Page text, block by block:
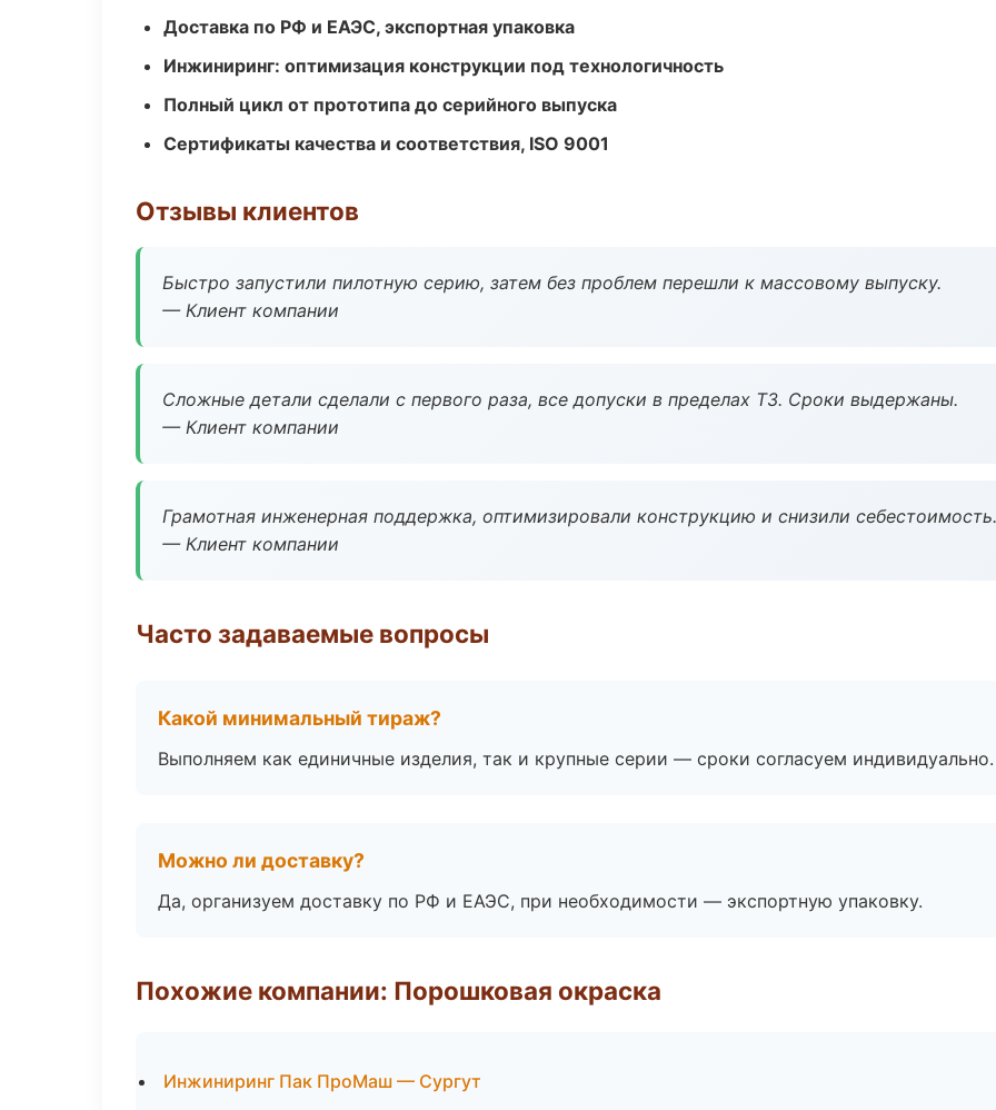
Доставка по РФ и ЕАЭС, экспортная упаковка
Инжиниринг: оптимизация конструкции под технологичность
Полный цикл от прототипа до серийного выпуска
Сертификаты качества и соответствия, ISO 9001
Отзывы клиентов
Быстро запустили пилотную серию, затем без проблем перешли к массовому выпуску.
— Клиент компании
Сложные детали сделали с первого раза, все допуски в пределах ТЗ. Сроки выдержаны.
— Клиент компании
Грамотная инженерная поддержка, оптимизировали конструкцию и снизили себестоимость.
— Клиент компании
Часто задаваемые вопросы
Какой минимальный тираж?
Выполняем как единичные изделия, так и крупные серии — сроки согласуем индивидуально.
Можно ли доставку?
Да, организуем доставку по РФ и ЕАЭС, при необходимости — экспортную упаковку.
Похожие компании: Порошковая окраска
Инжиниринг Пак ПроМаш — Сургут